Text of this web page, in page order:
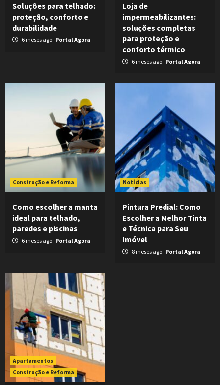
Soluções para telhado:
proteção, conforto e
durabilidade
6 meses ago Portal Agora
Loja de
impermeabilizantes:
soluções completas
para proteção e
conforto térmico
6 meses ago Portal Agora
Construção e Reforma
Como escolher a manta
ideal para telhado,
paredes e piscinas
6 meses ago Portal Agora
Notícias
Pintura Predial: Como
Escolher a Melhor Tinta
e Técnica para Seu
Imóvel
8 meses ago Portal Agora
Apartamentos
Construção e Reforma